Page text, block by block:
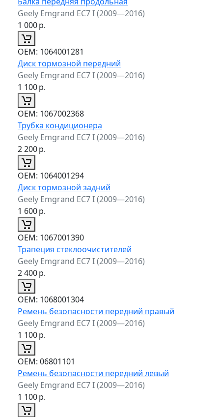
Geely Emgrand EC7 I (2009—2016)
1 000р.
ОЕМ: 1064001281
Диск тормозной передний
Geely Emgrand EC7 I (2009—2016)
1 100р.
ОЕМ: 1067002368
Трубка кондиционера
Geely Emgrand EC7 I (2009—2016)
2 200р.
ОЕМ: 1064001294
Диск тормозной задний
Geely Emgrand EC7 I (2009—2016)
1 600р.
ОЕМ: 1067001390
Трапеция стеклоочистителей
Geely Emgrand EC7 I (2009—2016)
2 400р.
ОЕМ: 1068001304
Ремень безопасности передний правый
Geely Emgrand EC7 I (2009—2016)
1 100р.
ОЕМ: 06801101
Ремень безопасности передний левый
Geely Emgrand EC7 I (2009—2016)
1 100р.